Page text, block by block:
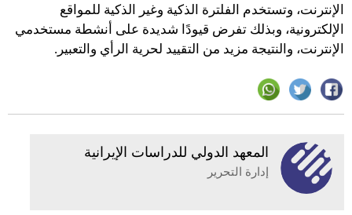
الإنترنت، وتستخدم الفلترة الذكية وغير الذكية للمواقع
الإلكترونية، وبذلك تفرض قيودًا شديدة على أنشطة مستخدمي
الإنترنت، والنتيجة مزيد من التقييد لحرية الرأي والتعبير.
المعهد الدولي للدراسات الإيرانية
إدارة التحرير